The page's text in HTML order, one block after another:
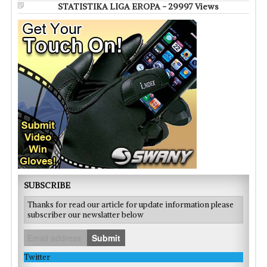
STATISTIKA LIGA EROPA - 29997 Views
SUBSCRIBE
Thanks for read our article for update information please
subscriber our newslatter below
Submit
Twitter